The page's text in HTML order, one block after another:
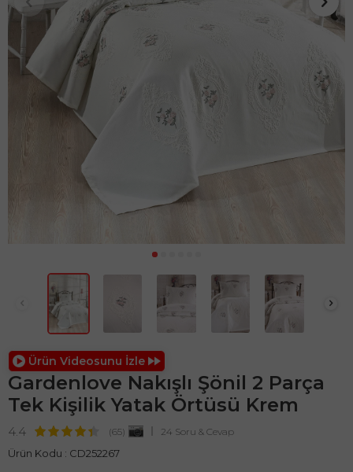
Ürün Videosunu İzle
Gardenlove Nakışlı Şönil 2 Parça
Tek Kişilik Yatak Örtüsü Krem
4.4 (65) 24 Soru & Cevap
Ürün Kodu : CD252267